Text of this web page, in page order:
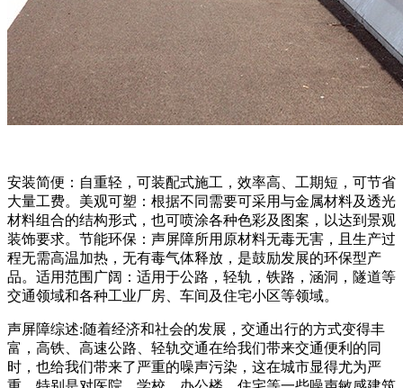
安装简便：自重轻，可装配式施工，效率高、工期短，可节省
大量工费。美观可塑：根据不同需要可采用与金属材料及透光
材料组合的结构形式，也可喷涂各种色彩及图案，以达到景观
装饰要求。节能环保：声屏障所用原材料无毒无害，且生产过
程无需高温加热，无有毒气体释放，是鼓励发展的环保型产
品。适用范围广阔：适用于公路，轻轨，铁路，涵洞，隧道等
交通领域和各种工业厂房、车间及住宅小区等领域。
声屏障综述:随着经济和社会的发展，交通出行的方式变得丰
富，高铁、高速公路、轻轨交通在给我们带来交通便利的同
时，也给我们带来了严重的噪声污染，这在城市显得尤为严